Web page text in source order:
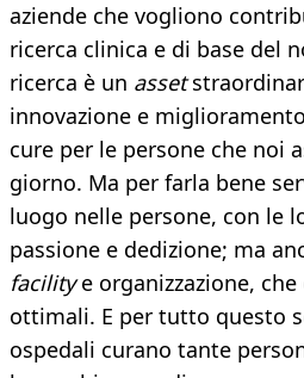
aziende che vogliono
ricerca clinica e di base del
ricerca è un asset
innovazione e
cure per le persone che noi
giorno. Ma per farla bene
luogo nelle persone, con le
passione e dedizione; ma
facilitye organizzazione, che
ottimali. E per tutto questo
ospedali curano tante